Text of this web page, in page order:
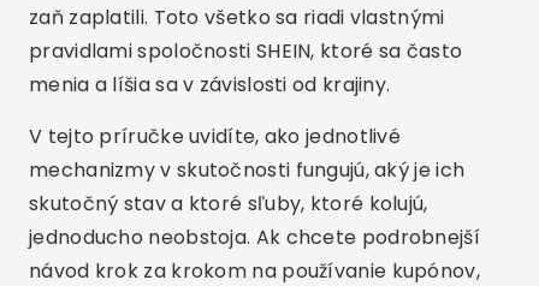
zaň zaplatili. Toto všetko sa riadi vlastnými
pravidlami spoločnosti SHEIN, ktoré sa často
menia a líšia sa v závislosti od krajiny.
V tejto príručke uvidíte, ako jednotlivé
mechanizmy v skutočnosti fungujú, aký je ich
skutočný stav a ktoré sľuby, ktoré kolujú,
jednoducho neobstoja. Ak chcete podrobnejší
návod krok za krokom na používanie kupónov,